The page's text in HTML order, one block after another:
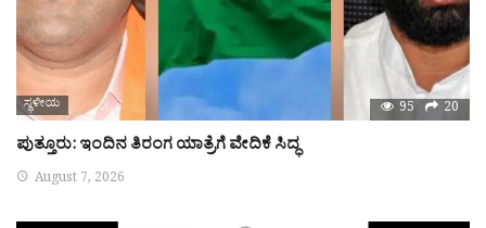
ಸ್ಥಳೀಯ 95 20
ಪುತ್ತೂರು: ಇಂದಿನ ತಿರಂಗ ಯಾತ್ರೆಗೆ ವೇದಿಕೆ ಸಿದ್ಧ
August 7, 2026